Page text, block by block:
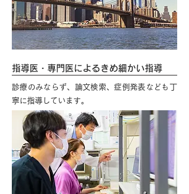
指導医・専門医によるきめ細かい指導
​診療のみならず、論文検索、症例発表なども丁
寧に指導しています。